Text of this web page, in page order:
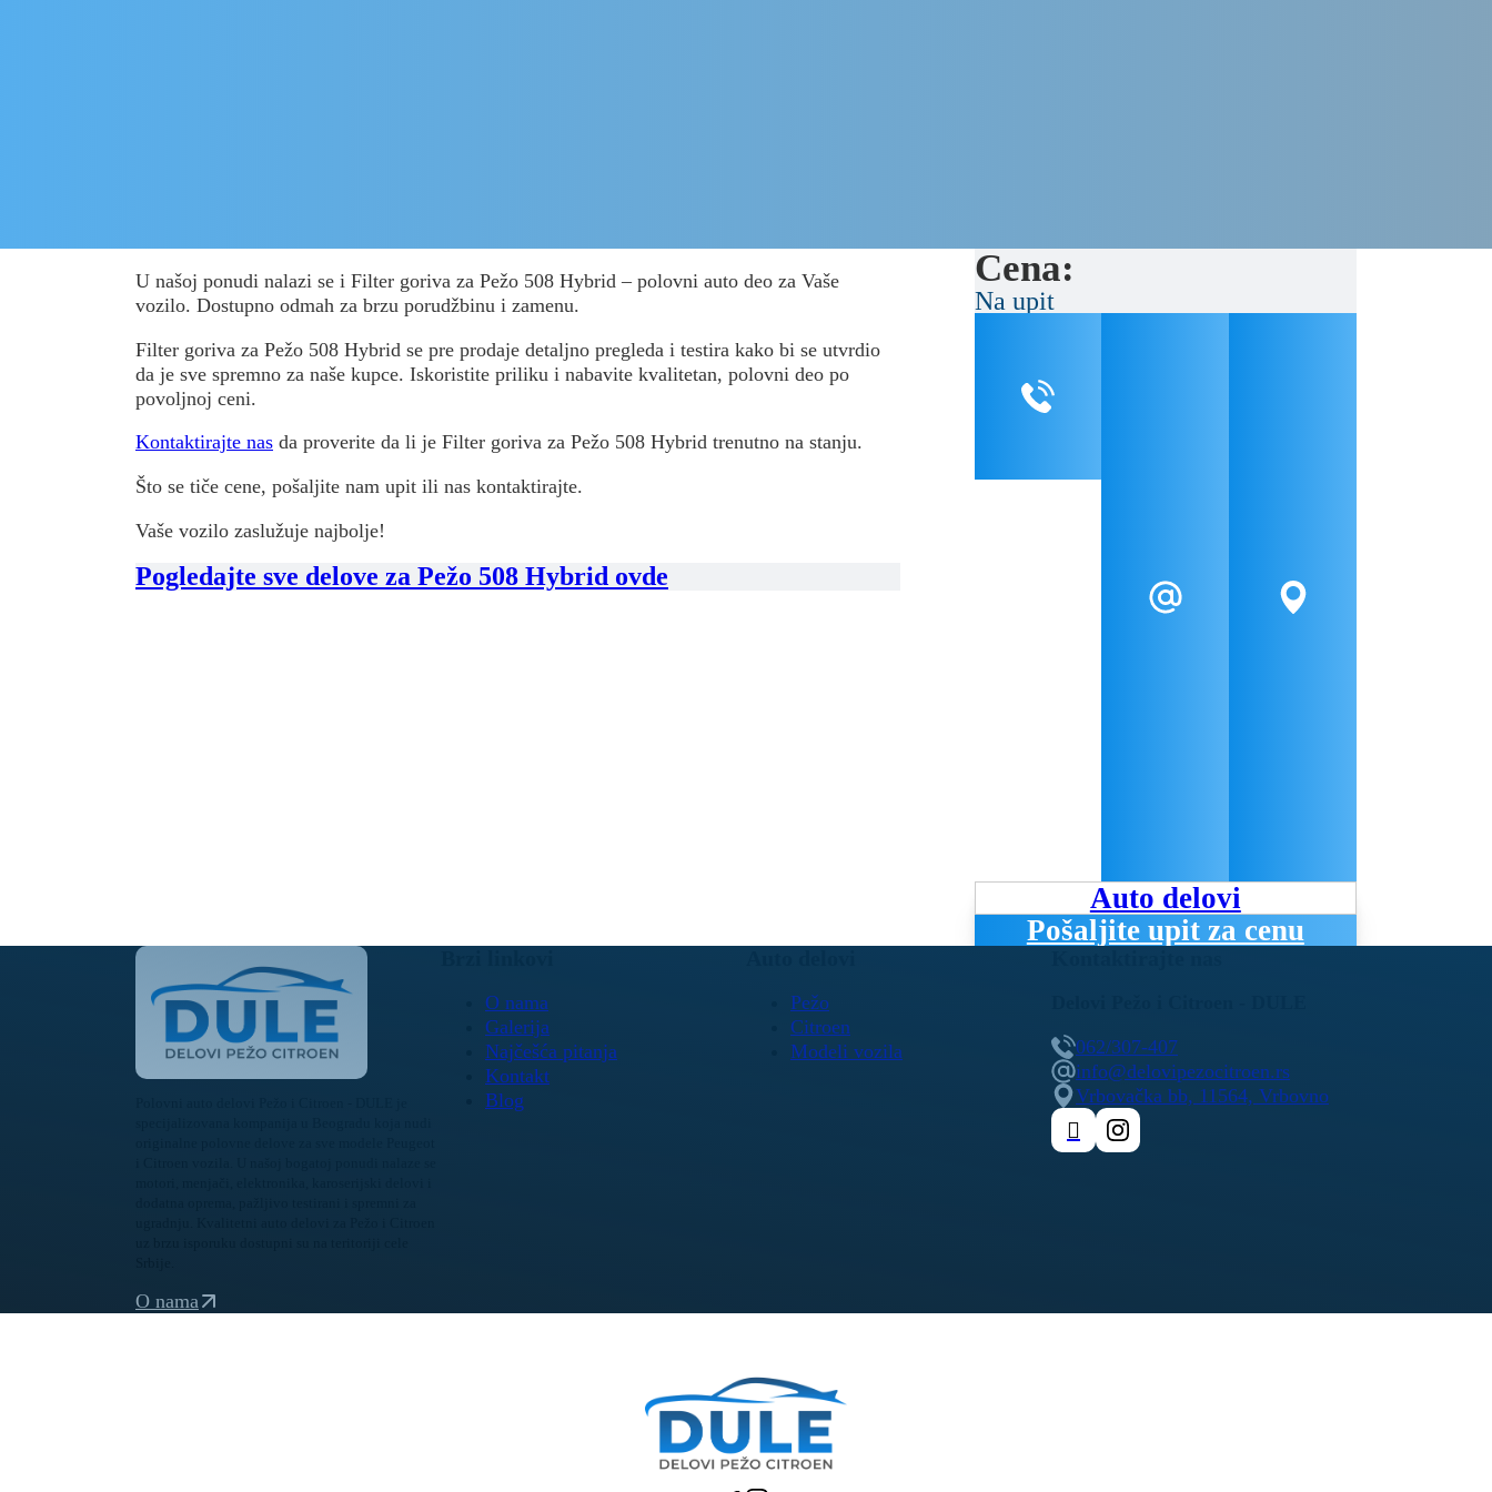
U našoj ponudi nalazi se i Filter goriva za Pežo 508 Hybrid – polovni auto deo za Vaše
vozilo. Dostupno odmah za brzu porudžbinu i zamenu.
Filter goriva za Pežo 508 Hybrid se pre prodaje detaljno pregleda i testira kako bi se utvrdio
da je sve spremno za naše kupce. Iskoristite priliku i nabavite kvalitetan, polovni deo po
povoljnoj ceni.
Kontaktirajte nas da proverite da li je Filter goriva za Pežo 508 Hybrid trenutno na stanju.
Što se tiče cene, pošaljite nam upit ili nas kontaktirajte.
Vaše vozilo zaslužuje najbolje!
Pogledajte sve delove za Pežo 508 Hybrid ovde
Cena:
Na upit
Auto delovi
Pošaljite upit za cenu
O nama
O nama
Galerija
Najčešća pitanja
Kontakt
Blog
Pežo
Citroen
Modeli vozila
062/307-407
info@delovipezocitroen.rs
Vrbovačka bb, 11564, Vrbovno